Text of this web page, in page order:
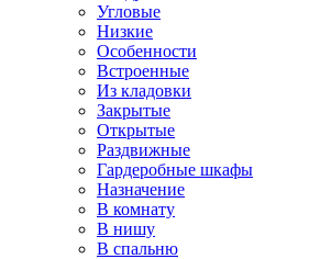
Угловые
Низкие
Особенности
Встроенные
Из кладовки
Закрытые
Открытые
Раздвижные
Гардеробные шкафы
Назначение
В комнату
В нишу
В спальню